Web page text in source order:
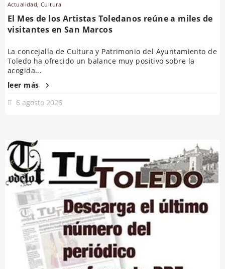
Actualidad,Cultura
El Mes de los Artistas Toledanos reúne a miles de
visitantes en San Marcos
La concejalía de Cultura y Patrimonio del Ayuntamiento de
Toledo ha ofrecido un balance muy positivo sobre la
acogida...
leer más
6 agosto 2026